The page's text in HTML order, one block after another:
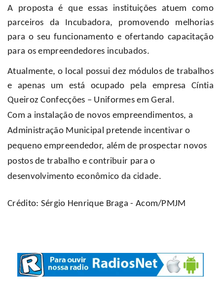
A proposta é que essas instituições atuem como
parceiros da Incubadora, promovendo melhorias
para o seu funcionamento e ofertando capacitação
para os empreendedores incubados.
Atualmente, o local possui dez módulos de trabalhos
e apenas um está ocupado pela empresa Cíntia
Queiroz Confecções – Uniformes em Geral.
Com a instalação de novos empreendimentos, a
Administração Municipal pretende incentivar o
pequeno empreendedor, além de prospectar novos
postos de trabalho e contribuir para o
desenvolvimento econômico da cidade.
Crédito: Sérgio Henrique Braga - Acom/PMJM